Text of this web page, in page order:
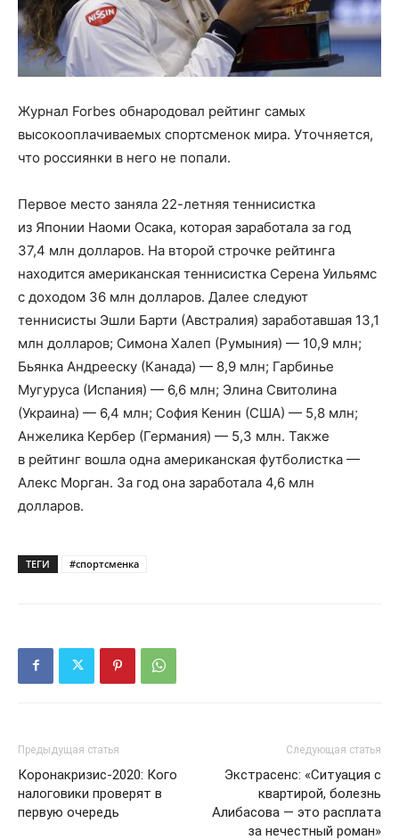
Журнал Forbes обнародовал рейтинг самых
высокооплачиваемых спортсменок мира. Уточняется,
что россиянки в него не попали.
Первое место заняла 22-летняя теннисистка
из Японии Наоми Осака, которая заработала за год
37,4 млн долларов. На второй строчке рейтинга
находится американская теннисистка Серена Уильямс
с доходом 36 млн долларов. Далее следуют
теннисисты Эшли Барти (Австралия) заработавшая 13,1
млн долларов; Симона Халеп (Румыния) — 10,9 млн;
Бьянка Андрееску (Канада) — 8,9 млн; Гарбинье
Мугуруса (Испания) — 6,6 млн; Элина Свитолина
(Украина) — 6,4 млн; София Кенин (США) — 5,8 млн;
Анжелика Кербер (Германия) — 5,3 млн. Также
в рейтинг вошла одна американская футболистка —
Алекс Морган. За год она заработала 4,6 млн
долларов.
ТЕГИ #спортсменка
Предыдущая статья
Коронакризис-2020: Кого
налоговики проверят в
первую очередь
Следующая статья
Экстрасенс: «Ситуация с
квартирой, болезнь
Алибасова — это расплата
за нечестный роман»